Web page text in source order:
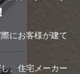
にお客様が建て
、住宅メーカー